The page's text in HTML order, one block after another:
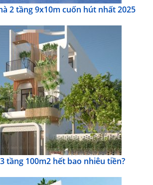
2 tầng 9x10m cuốn hút nhất 2025
tầng 100m2 hết bao nhiêu tiền?